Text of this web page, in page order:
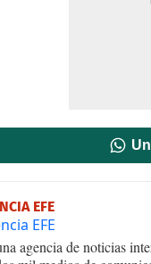
EFE
EFE
agencia de noticias